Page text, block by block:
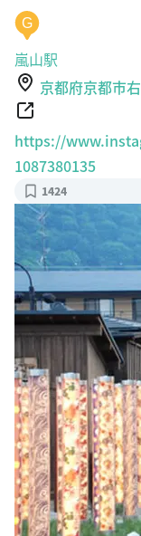
G
嵐山駅
京都府京都市
https://
1087380135
1424